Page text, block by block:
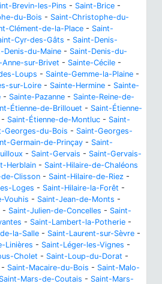
Brevin-les-Pins - Saint-Brice -
du-Bois - Saint-Christophe-du-
Clément-de-la-Place - Saint-
Cyr-des-Gâts - Saint-Denis-
Denis-du-Maine - Saint-Denis-du-
Anne-sur-Brivet - Sainte-Cécile -
Loups - Sainte-Gemme-la-Plaine -
sur-Loire - Sainte-Hermine - Sainte-
- Sainte-Pazanne - Sainte-Reine-de-
Étienne-de-Brillouet - Saint-Étienne-
- Saint-Étienne-de-Montluc - Saint-
Georges-du-Bois - Saint-Georges-
Germain-de-Prinçay - Saint-
- Saint-Gervais - Saint-Gervais-
Herblain - Saint-Hilaire-de-Chaléons
Clisson - Saint-Hilaire-de-Riez -
Loges - Saint-Hilaire-la-Forêt -
Vouhis - Saint-Jean-de-Monts -
- Saint-Julien-de-Concelles - Saint-
- Saint-Lambert-la-Potherie -
la-Salle - Saint-Laurent-sur-Sèvre -
Linières - Saint-Léger-les-Vignes -
Cholet - Saint-Loup-du-Dorat -
- Saint-Macaire-du-Bois - Saint-Malo-
Saint-Mars-de-Coutais - Saint-Mars-